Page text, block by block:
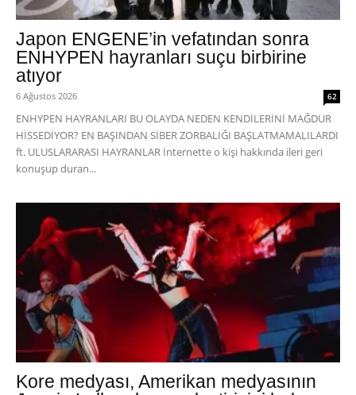
Japon ENGENE’in vefatından sonra
ENHYPEN hayranları suçu birbirine
atıyor
6 Ağustos 2026 62
ENHYPEN HAYRANLARI BU OLAYDA NEDEN KENDİLERİNİ MAĞDUR
HİSSEDİYOR? EN BAŞINDAN SİBER ZORBALIĞI BAŞLATMAMALILARDI
ft. ULUSLARARASI HAYRANLAR İnternette o kişi hakkında ileri geri
konuşup duran...
Kore medyası, Amerikan medyasının